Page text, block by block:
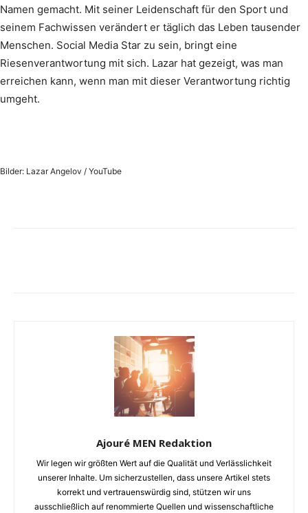
Namen gemacht. Mit seiner Leidenschaft für den Sport und
seinem Fachwissen verändert er täglich das Leben tausender
Menschen. Social Media Star zu sein, bringt eine
Riesenverantwortung mit sich. Lazar hat gezeigt, was man
erreichen kann, wenn man mit dieser Verantwortung richtig
umgeht.
Bilder: Lazar Angelov / YouTube
Ajouré MEN Redaktion
Wir legen wir größten Wert auf die Qualität und Verlässlichkeit
unserer Inhalte. Um sicherzustellen, dass unsere Artikel stets
korrekt und vertrauenswürdig sind, stützen wir uns
ausschließlich auf renommierte Quellen und wissenschaftliche